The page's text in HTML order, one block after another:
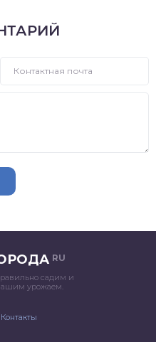
RU
садим и
урожаем.
Контакты